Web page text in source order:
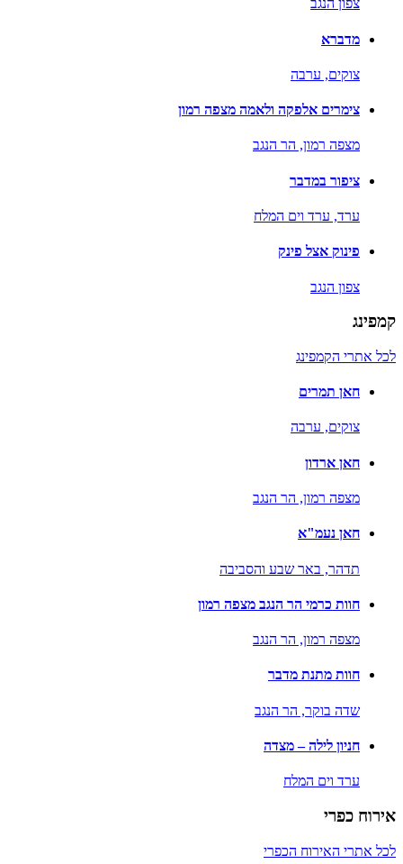
צפון הנגב
מדברא
צוקים, ערבה
צימרים אלפקה ולאמה מצפה רמון
מצפה רמון, הר הנגב
ציפור במדבר
ערד, ערד וים המלח
פינוק אצל פינק
צפון הנגב
קמפינג
לכל אתרי הקמפינג
חאן תמרים
צוקים, ערבה
חאן ארדון
מצפה רמון, הר הנגב
חאן נעמ"א
תדהר, באר שבע והסביבה
חוות כרמי הר הנגב מצפה רמון
מצפה רמון, הר הנגב
חוות מתנת מדבר
שדה בוקר, הר הנגב
חניון לילה – מצדה
ערד וים המלח
אירוח כפרי
לכל אתרי האירוח הכפרי